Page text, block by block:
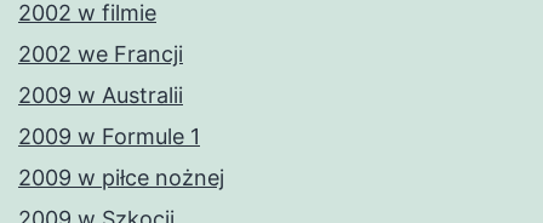
2002 w filmie
2002 we Francji
2009 w Australii
2009 w Formule 1
2009 w piłce nożnej